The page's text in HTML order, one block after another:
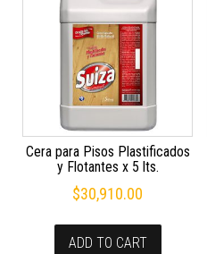
Cera para Pisos Plastificados
y Flotantes x 5 lts.
$30,910.00
ADD TO CART